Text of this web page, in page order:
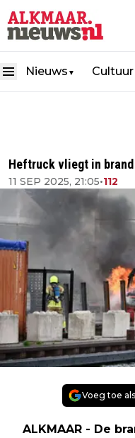
Nieuws ▼ Cultuur
Heftruck vliegt in
11 SEP 2025, 21:05•112
Voeg toe
ALKMAAR - De